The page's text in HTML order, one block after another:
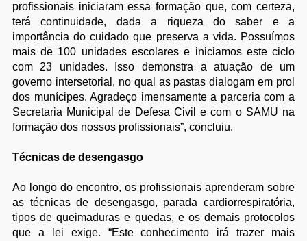
profissionais iniciaram essa formação que, com certeza,
terá continuidade, dada a riqueza do saber e a
importância do cuidado que preserva a vida. Possuímos
mais de 100 unidades escolares e iniciamos este ciclo
com 23 unidades. Isso demonstra a atuação de um
governo intersetorial, no qual as pastas dialogam em prol
dos munícipes. Agradeço imensamente a parceria com a
Secretaria Municipal de Defesa Civil e com o SAMU na
formação dos nossos profissionais”, concluiu.
Técnicas de desengasgo
Ao longo do encontro, os profissionais aprenderam sobre
as técnicas de desengasgo, parada cardiorrespiratória,
tipos de queimaduras e quedas, e os demais protocolos
que a lei exige. “Este conhecimento irá trazer mais